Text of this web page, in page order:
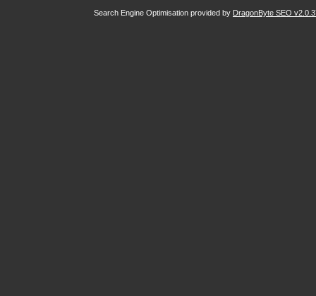
Search Engine Optimisation provided by DragonByte SEO